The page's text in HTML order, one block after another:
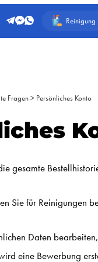
Reinigung
Fragen > Persönliches Konto
gesamte
Sie für Reinigungen
Daten
eine Bewerbung